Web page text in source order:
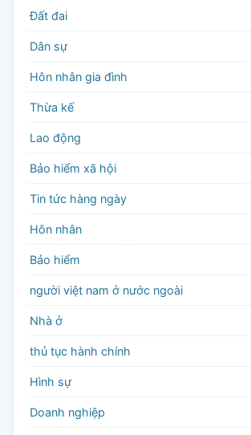
Đất đai
Dân sự
Hôn nhân gia đình
Thừa kế
Lao động
Bảo hiểm xã hội
Tin tức hàng ngày
Hôn nhân
Bảo hiểm
người việt nam ở nước ngoài
Nhà ở
thủ tục hành chính
Hình sự
Doanh nghiệp